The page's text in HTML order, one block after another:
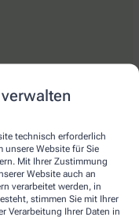
technisch erforderlich
unsere Website für Sie
Mit Ihrer Zustimmung
Website auch an
verarbeitet werden, in
stimmen Sie mit Ihrer
Verarbeitung Ihrer Daten in
Ihrer Apotheke vor Ort.